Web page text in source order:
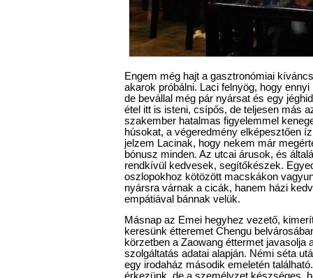
Engem még hajt a gasztronómiai
akarok próbálni. Laci felnyög, hogy
de bevállal még pár nyársat és egy
étel itt is isteni, csípős, de teljesen más
szakember hatalmas figyelemmel
húsokat, a végeredmény elképesztően
jelzem Lacinak, hogy nekem már
bónusz minden. Az utcai árusok, és
rendkívül kedvesek, segítőkészek.
oszlopokhoz kötözött macskákon
nyársra várnak a cicák, hanem házi
empátiával bánnak velük.
Másnap az Emei hegyhez vezető,
keresünk étteremet Chengu
körzetben a Zaowang éttermet javasolja
szolgáltatás adatai alapján. Némi séta
egy irodaház második emeletén
érkezünk, de a személyzet készséges,